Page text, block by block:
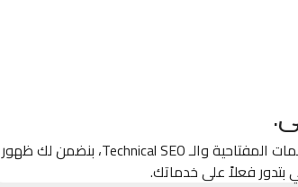
بنخلي جوجل يحب موقعك! من خلال تحسين الكلمات المفتاحية والـ Technical SEO، بنضمن لك ظهور
بتدور فعلاً على خدماتك.